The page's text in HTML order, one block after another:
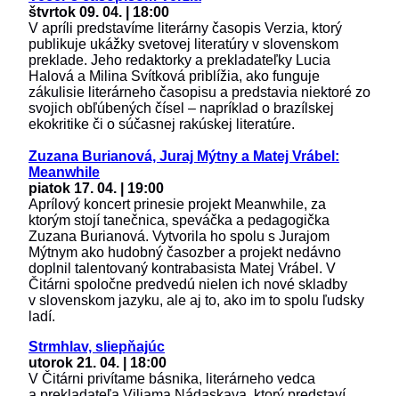
štvrtok 09. 04. | 18:00
V apríli predstavíme literárny časopis Verzia, ktorý
publikuje ukážky svetovej literatúry v slovenskom
preklade. Jeho redaktorky a prekladateľky Lucia
Halová a Milina Svítková priblížia, ako funguje
zákulisie literárneho časopisu a predstavia niektoré zo
svojich obľúbených čísel – napríklad o brazílskej
ekokritike či o súčasnej rakúskej literatúre.
Zuzana Burianová, Juraj Mýtny a Matej Vrábel:
Meanwhile
piatok 17. 04. | 19:00
Aprílový koncert prinesie projekt Meanwhile, za
ktorým stojí tanečnica, speváčka a pedagogička
Zuzana Burianová. Vytvorila ho spolu s Jurajom
Mýtnym ako hudobný časozber a projekt nedávno
doplnil talentovaný kontrabasista Matej Vrábel. V
Čitárni spoločne predvedú nielen ich nové skladby
v slovenskom jazyku, ale aj to, ako im to spolu ľudsky
ladí.
Strmhlav, sliepňajúc
utorok 21. 04. | 18:00
V Čitárni privítame básnika, literárneho vedca